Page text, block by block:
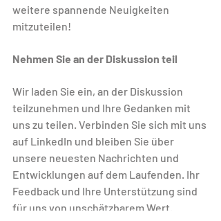
weitere spannende Neuigkeiten
mitzuteilen!
Nehmen Sie an der Diskussion teil
Wir laden Sie ein, an der Diskussion
teilzunehmen und Ihre Gedanken mit
uns zu teilen. Verbinden Sie sich mit uns
auf LinkedIn und bleiben Sie über
unsere neuesten Nachrichten und
Entwicklungen auf dem Laufenden. Ihr
Feedback und Ihre Unterstützung sind
für uns von unschätzbarem Wert.